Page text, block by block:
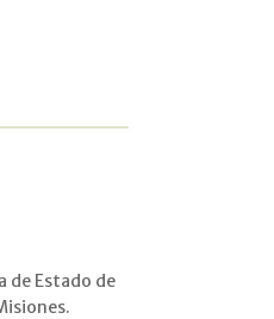
de Estado de